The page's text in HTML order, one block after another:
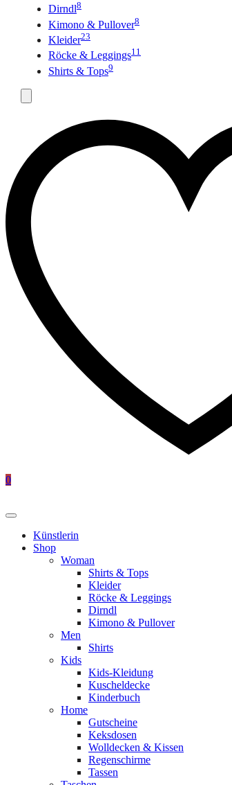
Dirndl8
Kimono & Pullover8
Kleider23
Röcke & Leggings11
Shirts & Tops9
0
Künstlerin
Shop
Woman
Shirts & Tops
Kleider
Röcke & Leggings
Dirndl
Kimono & Pullover
Men
Shirts
Kids
Kids-Kleidung
Kuscheldecke
Kinderbuch
Home
Gutscheine
Keksdosen
Wolldecken & Kissen
Regenschirme
Tassen